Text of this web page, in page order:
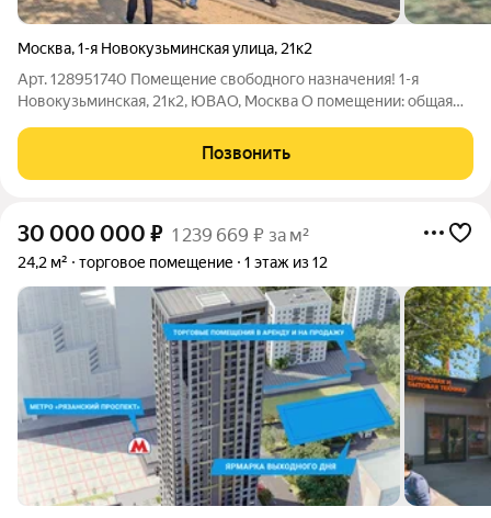
Москва,1-я Новокузьминская улица, 21к2
Арт. 128951740 Помещение свободного назначения! 1-я
Новокузьминская, 21к2, ЮВАО, Москва О помещении: общая
инженерные коммуникации окна по фасаду О локации:
Большой жилой массив Развитая
Позвонить
30 000 000 ₽ 1 239 669 ₽ за м²
24,2 м² торговое помещение 1 этаж из 12